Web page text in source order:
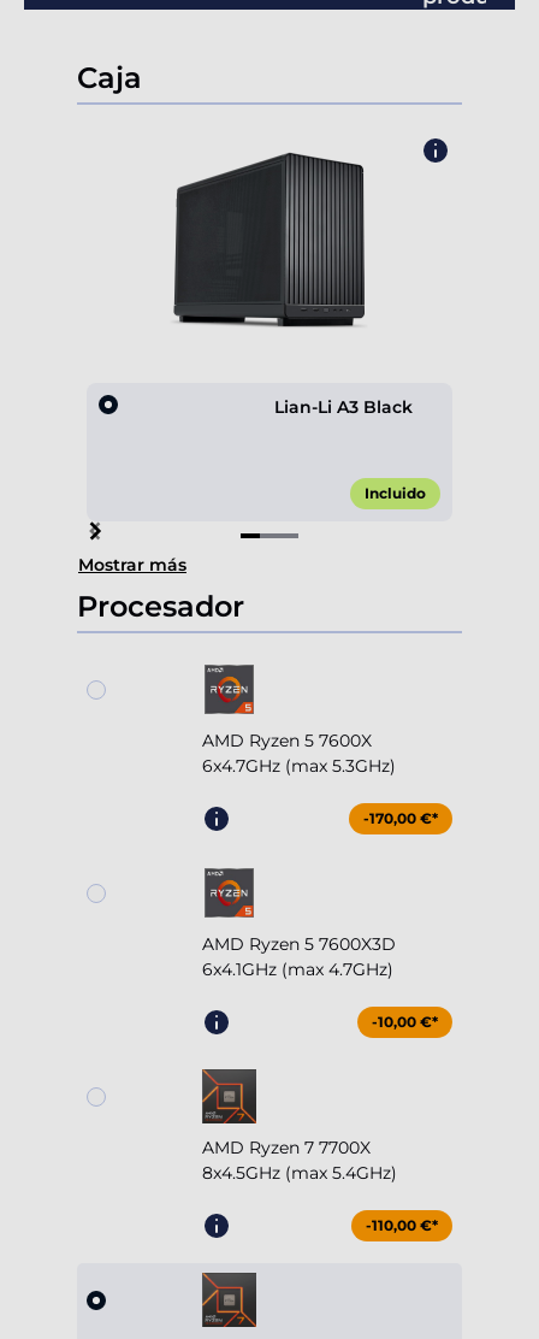
Caja
Lian-Li A3 Black
Incluido
Item
1
of
3
Mostrar más
Procesador
AMD Ryzen 5 7600X
6x4.7GHz (max 5.3GHz)
-170,00 €*
AMD Ryzen 5 7600X3D
6x4.1GHz (max 4.7GHz)
-10,00 €*
AMD Ryzen 7 7700X
8x4.5GHz (max 5.4GHz)
-110,00 €*